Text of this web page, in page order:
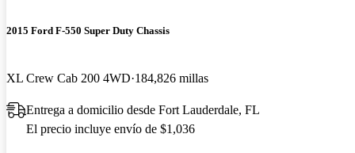
2015 Ford F-550 Super Duty Chassis
XL Crew Cab 200 4WD 184,826 millas
Entrega a domicilio desde Fort Lauderdale, FL
El precio incluye envío de $1,036